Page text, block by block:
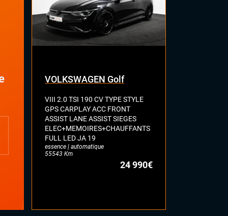
VOLKSWAGEN Golf
VIII 2.0 TSI 190 CV TYPE STYLE
GPS CARPLAY ACC FRONT
ASSIST LANE ASSIST SIEGES
ELEC+MEMOIRES+CHAUFFANTS
FULL LED JA 19
essence | automatique
55543 Km
24 990€